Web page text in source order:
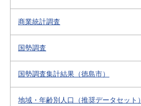
商業統計調査
国勢調査
国勢調査集計結果（徳島市）
地域・年齢別人口（推奨データセット）